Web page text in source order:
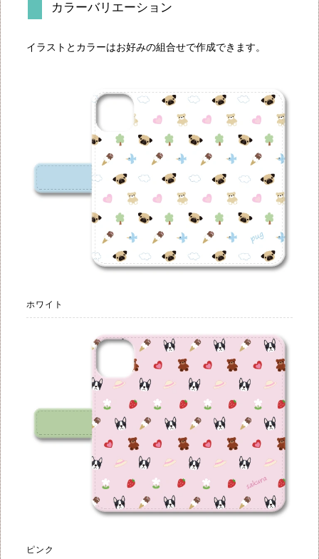
カラーバリエーション
イラストとカラーはお好みの組合せで作成できます。
ホワイト
ピンク